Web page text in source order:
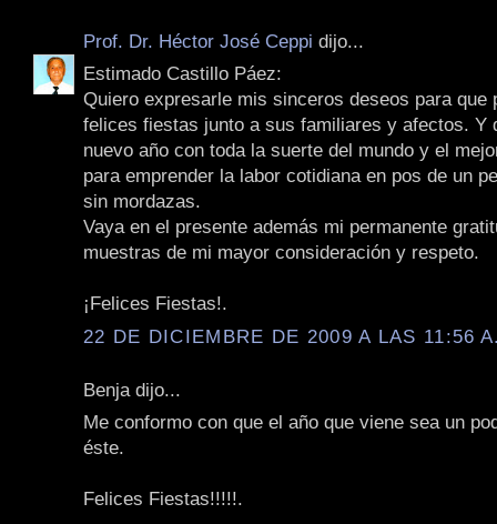
Prof. Dr. Héctor José Ceppi dijo...
Estimado Castillo Páez:
Quiero expresarle mis sinceros deseos para que
felices fiestas junto a sus familiares y afectos. Y
nuevo año con toda la suerte del mundo y el
para emprender la labor cotidiana en pos de un
sin mordazas.
Vaya en el presente además mi permanente
muestras de mi mayor consideración y respeto.
¡Felices Fiestas!.
22 DE DICIEMBRE DE 2009 A LAS 11:56
Benja dijo...
Me conformo con que el año que viene sea un
éste.
Felices Fiestas!!!!!.